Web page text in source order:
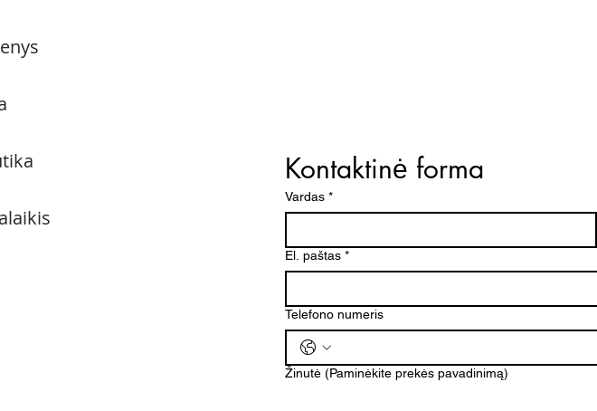
Kontaktinė forma
Vardas *
El. paštas *
Telefono numeris
Žinutė (Paminėkite prekės pavadinimą)